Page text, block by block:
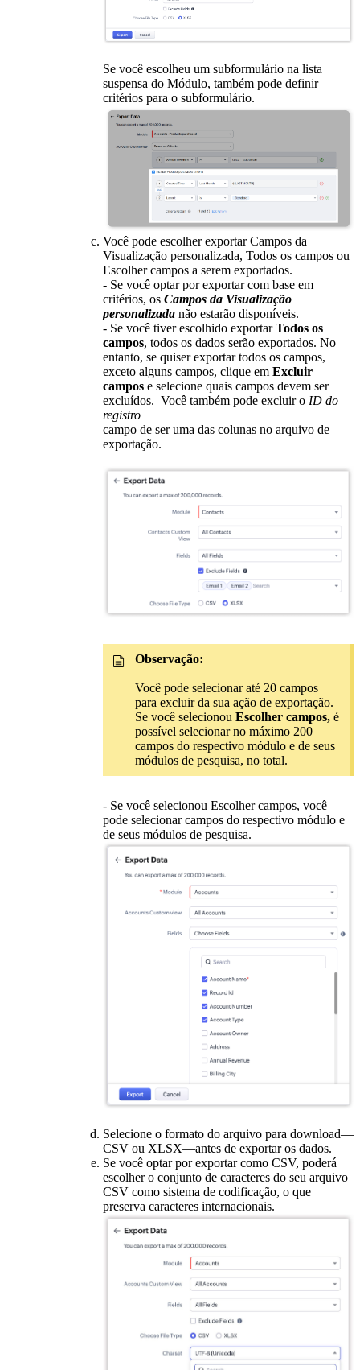
Se você escolheu um subformulário na lista
suspensa do Módulo, também pode definir
critérios para o subformulário.
Você pode escolher exportar Campos da
Visualização personalizada, Todos os campos ou
Escolher campos a serem exportados.
- Se você optar por exportar com base em
critérios, os Campos da Visualização
personalizada não estarão disponíveis.
- Se você tiver escolhido exportarTodos os
campos, todos os dados serão exportados. No
entanto, se quiser exportar todos os campos,
exceto alguns campos, clique em Excluir
campos e selecione quais campos devem ser
excluídos. Você também pode excluir o ID do
registro
campo de ser uma das colunas no arquivo de
exportação.
Observação:
Você pode selecionar até 20 campos
para excluir da sua ação de exportação.
Se você selecionou Escolher campos, é
possível selecionar no máximo 200
campos do respectivo módulo e de seus
módulos de pesquisa, no total.
- Se você selecionou Escolher campos, você
pode selecionar campos do respectivo módulo e
de seus módulos de pesquisa.
Selecione o formato do arquivo para download—
CSV ou XLSX—antes de exportar os dados.
Se você optar por exportar como CSV, poderá
escolher o conjunto de caracteres do seu arquivo
CSV como sistema de codificação, o que
preserva caracteres internacionais.